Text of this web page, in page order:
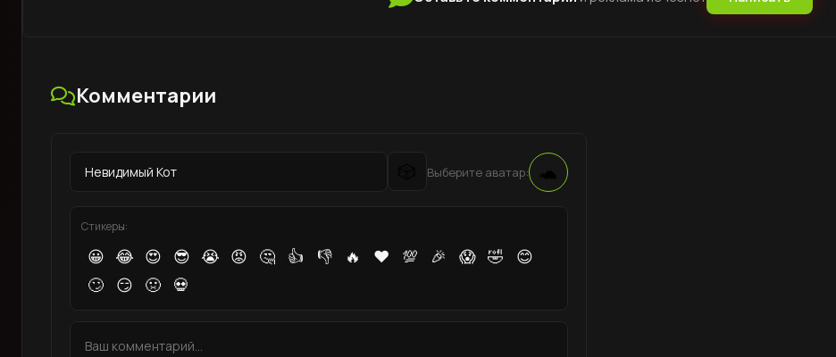
Комментарии
Выберите аватар:
Стикеры:
😀 😂 😍 😎 😭 😡 🤔 👍 👎 🔥 ❤️ 💯 🎉 😱 🤣
😊
🙄
😏 🤢 💀